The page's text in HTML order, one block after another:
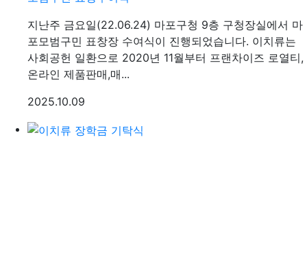
지난주 금요일(22.06.24) 마포구청 9층 구청장실에서 마
포모범구민 표창장 수여식이 진행되었습니다. 이치류는
사회공헌 일환으로 2020년 11월부터 프랜차이즈 로열티,
온라인 제품판매,매...
등록일
2025.10.09